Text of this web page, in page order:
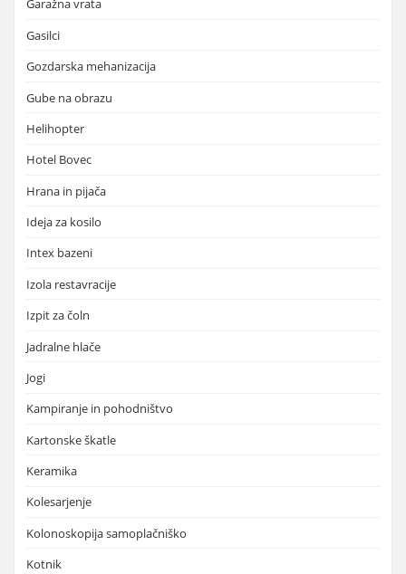
Garažna vrata
Gasilci
Gozdarska mehanizacija
Gube na obrazu
Helihopter
Hotel Bovec
Hrana in pijača
Ideja za kosilo
Intex bazeni
Izola restavracije
Izpit za čoln
Jadralne hlače
Jogi
Kampiranje in pohodništvo
Kartonske škatle
Keramika
Kolesarjenje
Kolonoskopija samoplačniško
Kotnik